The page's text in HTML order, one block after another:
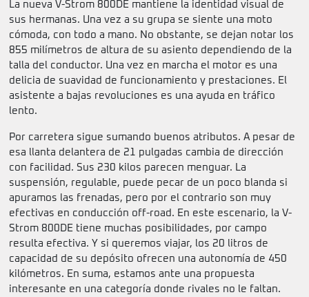
La nueva V-Strom 800DE mantiene la identidad visual de
sus hermanas. Una vez a su grupa se siente una moto
cómoda, con todo a mano. No obstante, se dejan notar los
855 milímetros de altura de su asiento dependiendo de la
talla del conductor. Una vez en marcha el motor es una
delicia de suavidad de funcionamiento y prestaciones. El
asistente a bajas revoluciones es una ayuda en tráfico
lento.
Por carretera sigue sumando buenos atributos. A pesar de
esa llanta delantera de 21 pulgadas cambia de dirección
con facilidad. Sus 230 kilos parecen menguar. La
suspensión, regulable, puede pecar de un poco blanda si
apuramos las frenadas, pero por el contrario son muy
efectivas en conducción off-road. En este escenario, la V-
Strom 800DE tiene muchas posibilidades, por campo
resulta efectiva. Y si queremos viajar, los 20 litros de
capacidad de su depósito ofrecen una autonomía de 450
kilómetros. En suma, estamos ante una propuesta
interesante en una categoría donde rivales no le faltan.